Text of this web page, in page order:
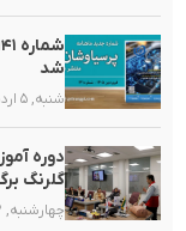
شد
شنبه, ۵ اردیبهشت, ۱۴۰۵
دوره
گلرنگ
چهارشنبه, ۲ اردیبهشت, ۱۴۰۵